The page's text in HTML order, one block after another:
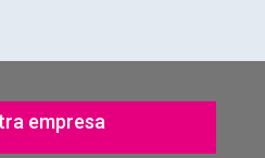
empresa